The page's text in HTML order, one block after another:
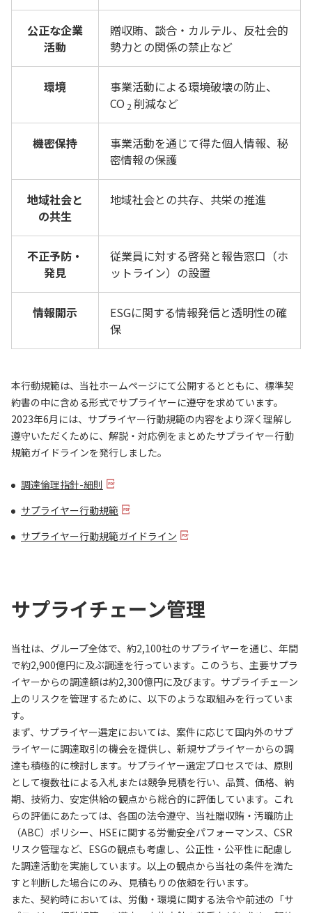
公正な企業
活動
贈収賄、談合・カルテル、反社会的
勢力との関係の禁止など
環境
事業活動による環境破壊の防止、
CO 2 削減など
機密保持
事業活動を通じて得た個人情報、秘
密情報の保護
地域社会と
の共生
地域社会との共存、共栄の推進
不正予防・
発見
従業員に対する啓発と報告窓口（ホ
ットライン）の設置
情報開示
ESGに関する情報発信と透明性の確
保
本行動規範は、当社ホームページにて公開するとともに、標準契
約書の中に含める形式でサプライヤーに遵守を求めています。
2023年6月には、サプライヤー行動規範の内容をより深く理解し
遵守いただくために、解説・対応例をまとめたサプライヤー行動
規範ガイドラインを発行しました。
調達倫理指針-細則
サプライヤー行動規範
サプライヤー行動規範ガイドライン
サプライチェーン管理
当社は、グループ全体で、約2,100社のサプライヤーを通じ、年間
で約2,900億円に及ぶ調達を行っています。このうち、主要サプラ
イヤーからの調達額は約2,300億円に及びます。サプライチェーン
上のリスクを管理するために、以下のような取組みを行っていま
す。
まず、サプライヤー選定においては、案件に応じて国内外のサプ
ライヤーに調達取引の機会を提供し、新規サプライヤーからの調
達も積極的に検討します。サプライヤー選定プロセスでは、原則
として複数社による入札または競争見積を行い、品質、価格、納
期、技術力、安定供給の観点から総合的に評価しています。これ
らの評価にあたっては、各国の法令遵守、当社贈収賄・汚職防止
（ABC）ポリシー、HSEに関する労働安全パフォーマンス、CSR
リスク管理など、ESGの観点も考慮し、公正性・公平性に配慮し
た調達活動を実施しています。以上の観点から当社の条件を満た
すと判断した場合にのみ、見積もりの依頼を行います。
また、契約時においては、労働・環境に関する法令や前述の「サ